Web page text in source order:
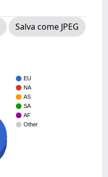
Salva come JPEG
EU
NA
AS
SA
AF
Other